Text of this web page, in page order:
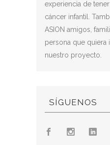
experiencia de
cáncer infantil.
ASION amigos,
persona que quiera
nuestro proyecto.
SÍGUENOS